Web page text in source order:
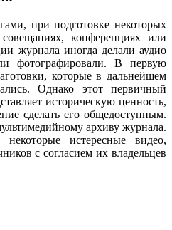
при подготовке некоторых
конференциях или
журнала иногда делали аудио
фотографировали. В первую
которые в дальнейшем
Однако этот первичный
историческую ценность,
сделать его общедоступным.
архиву журнала.
истересные видео,
с согласием их владельцев